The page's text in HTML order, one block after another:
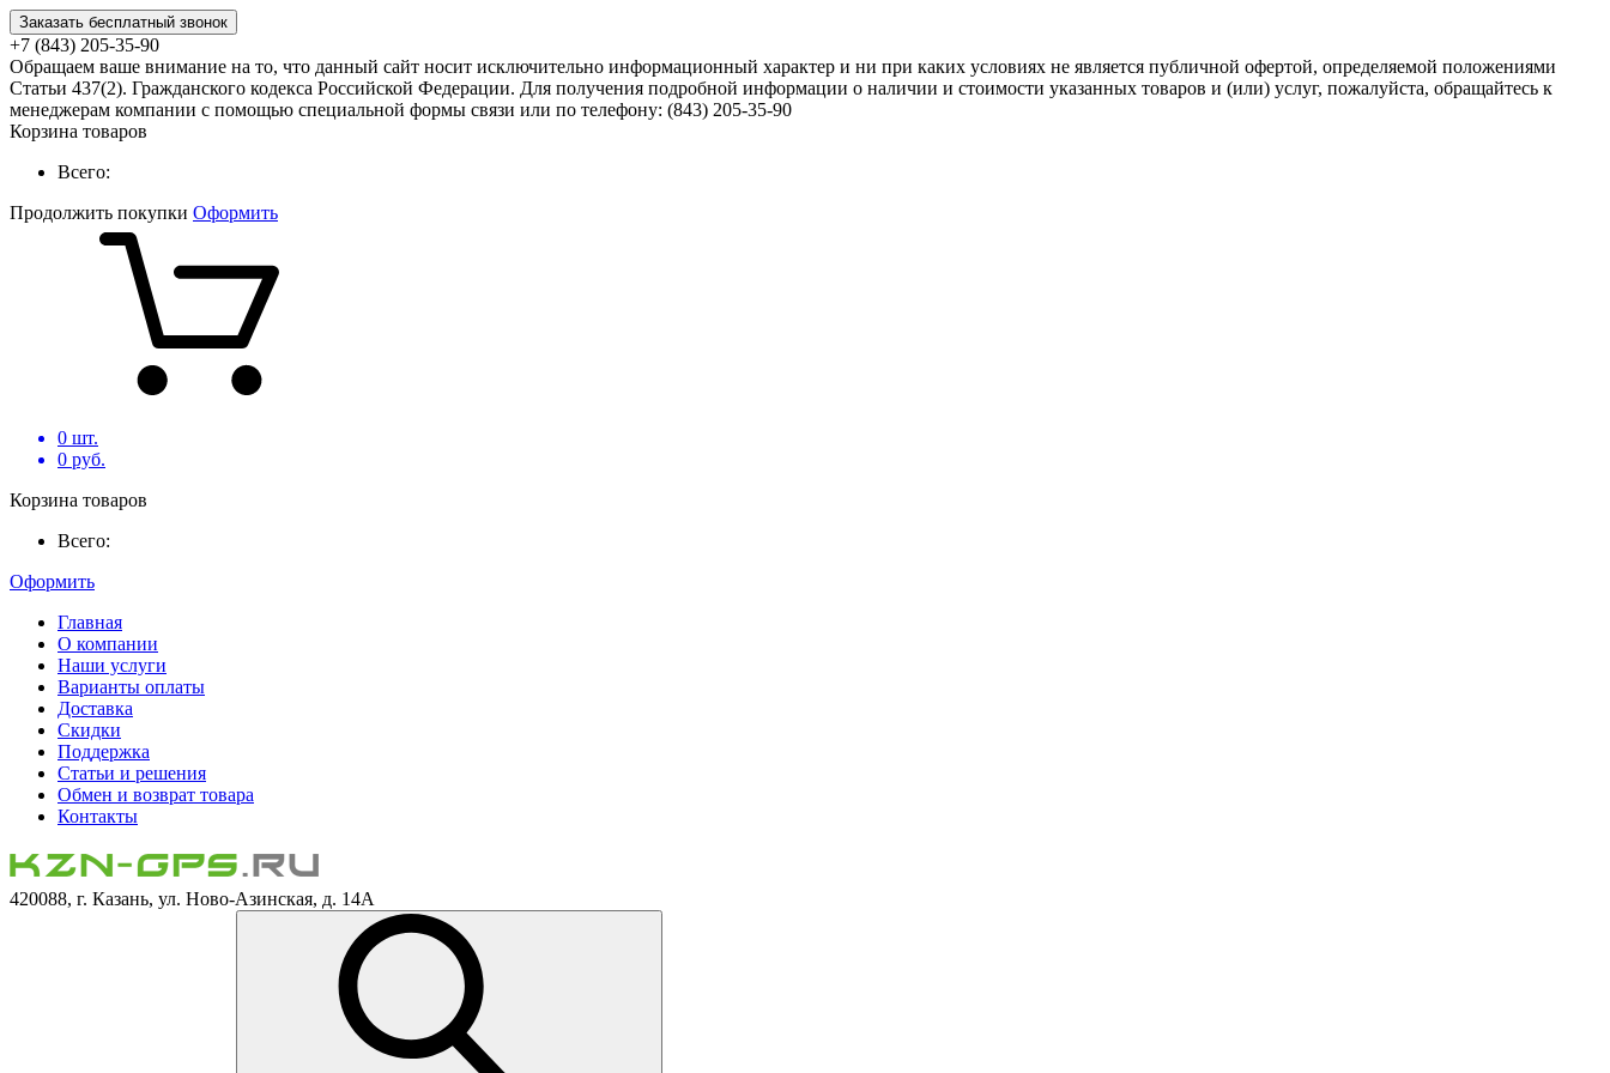
Заказать бесплатный звонок
+7 (843) 205-35-90
Обращаем ваше внимание на то, что данный сайт носит исключительно информационный характер и ни при каких условиях не является публичной офертой, определяемой положениями
Статьи 437(2). Гражданского кодекса Российской Федерации. Для получения подробной информации о наличии и стоимости указанных товаров и (или) услуг, пожалуйста, обращайтесь к
менеджерам компании с помощью специальной формы связи или по телефону: (843) 205-35-90
Корзина товаров
Всего:
Продолжить покупки Оформить
0 шт.
0 руб.
Корзина товаров
Всего:
Оформить
Главная
О компании
Наши услуги
Варианты оплаты
Доставка
Скидки
Поддержка
Статьи и решения
Обмен и возврат товара
Контакты
420088, г. Казань, ул. Ново-Азинская, д. 14А